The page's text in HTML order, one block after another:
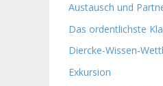
Austausch und
Das ordentlichste
Diercke-Wissen-
Exkursion